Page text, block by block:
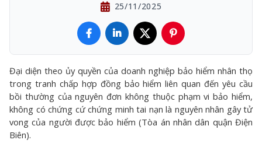
25/11/2025
Đại diện theo ủy quyền của doanh nghiệp bảo hiểm nhân thọ
trong tranh chấp hợp đồng bảo hiểm liên quan đến yêu cầu
bồi thường của nguyên đơn không thuộc phạm vi bảo hiểm,
không có chứng cứ chứng minh tai nạn là nguyên nhân gây tử
vong của người được bảo hiểm (Tòa án nhân dân quận Điện
Biên).